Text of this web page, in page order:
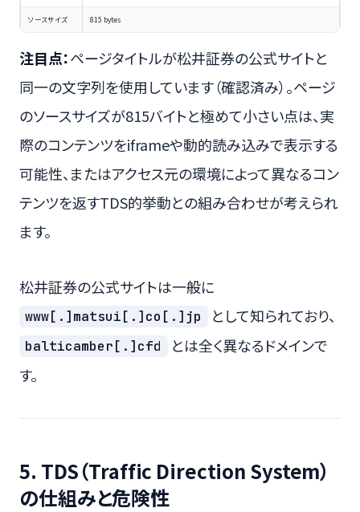
ソースサイズ 815 bytes
注目点：ページタイトルが松井証券の公式サイトと
同一の文字列を使用しています（確認済み）。ページ
のソースサイズが815バイトと極めて小さい点は、実
際のコンテンツをiframeや動的読み込みで表示する
可能性、またはアクセス元の環境によって異なるコン
テンツを返すTDS的挙動との組み合わせが考えられ
ます。
松井証券の公式サイトは一般に
www[.]matsui[.]co[.]jp として知られており、
balticamber[.]cfd
とは全く異なるドメインで
す。
5. TDS（Traffic Direction System）
の仕組みと危険性